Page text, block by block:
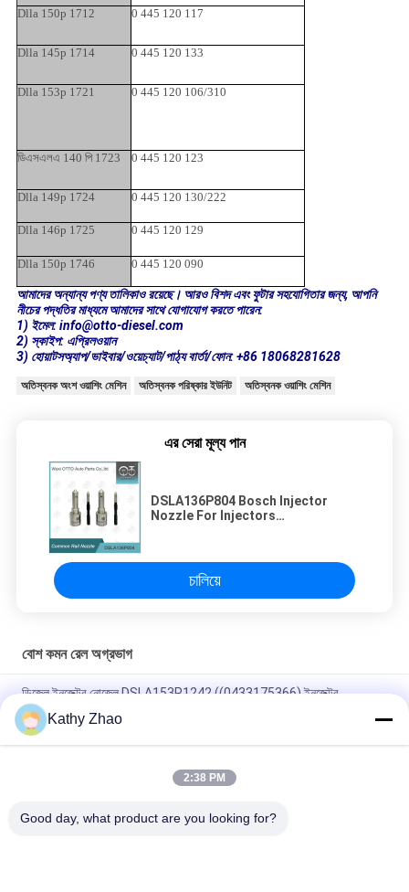
Dlla 150p 1712 0 445 120 117
Dlla 145p 1714 0 445 120 133
Dlla 153p 1721 0 445 120 106/310
ডিএসএলএ 140 পি 1723 0 445 120 123
Dlla 149p 1724 0 445 120 130/222
Dlla 146p 1725 0 445 120 129
Dlla 150p 1746 0 445 120 090
আমাদের অন্যান্য পণ্য তালিকাও রয়েছে। আরও বিশদ এবং ফুটার সহযোগিতার জন্য, আপনি
নীচের পদ্ধতির মাধ্যমে আমাদের সাথে যোগাযোগ করতে পারেন:
1) ইমেল: info@otto-diesel.com
2) স্কাইপ: এপ্রিলওয়ান
3) হোয়াটসঅ্যাপ/ভাইবার/ওয়েচ্যাট/পাঠ্য বার্তা/ফোন: +86 18068281628
অতিস্বনক অংশ ওয়াশিং মেশিন অতিস্বনক পরিষ্কার ইউনিট অতিস্বনক ওয়াশিং মেশিন
এর সেরা মূল্য পান
DSLA136P804 Bosch Injector
Nozzle For Injectors
চালিয়ে
বোশ কমন রেল অগ্রভাগ
ডিজেল ইনজেক্টর নোজেল DSLA153P1242 ((0433175366) ইনজেক্টর
0445110139/140,0986435107/180 এর জন্য
DLLA141P2146 ইনজেক্টরগুলির জন্য সাধারণ রেল ইনজেক্টর নল 0445120134
DSLA150P1438 Common Rail Nozzle 0433175425 অটো ডিজেল
Kathy Zhao
2:38 PM
Good day, what product are you looking for?